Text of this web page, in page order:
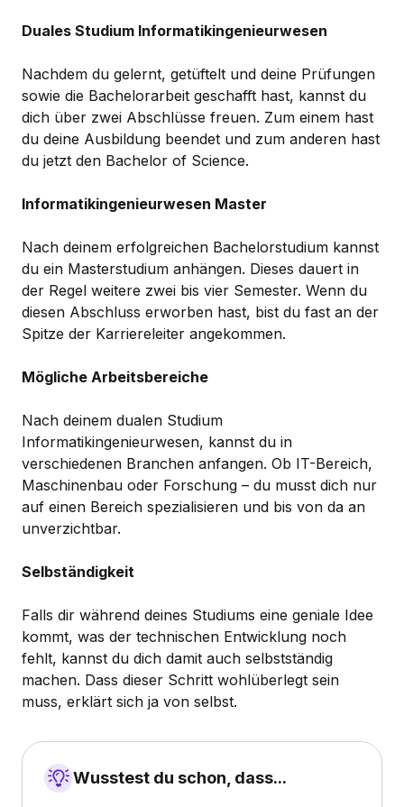
Duales Studium Informatikingenieurwesen
Nachdem du gelernt, getüftelt und deine Prüfungen
sowie die Bachelorarbeit geschafft hast, kannst du
dich über zwei Abschlüsse freuen. Zum einem hast
du deine Ausbildung beendet und zum anderen hast
du jetzt den Bachelor of Science.
Informatikingenieurwesen Master
Nach deinem erfolgreichen Bachelorstudium kannst
du ein Masterstudium anhängen. Dieses dauert in
der Regel weitere zwei bis vier Semester. Wenn du
diesen Abschluss erworben hast, bist du fast an der
Spitze der Karriereleiter angekommen.
Mögliche Arbeitsbereiche
Nach deinem dualen Studium
Informatikingenieurwesen, kannst du in
verschiedenen Branchen anfangen. Ob IT-Bereich,
Maschinenbau oder Forschung – du musst dich nur
auf einen Bereich spezialisieren und bis von da an
unverzichtbar.
Selbständigkeit
Falls dir während deines Studiums eine geniale Idee
kommt, was der technischen Entwicklung noch
fehlt, kannst du dich damit auch selbstständig
machen. Dass dieser Schritt wohlüberlegt sein
muss, erklärt sich ja von selbst.
Wusstest du schon, dass...